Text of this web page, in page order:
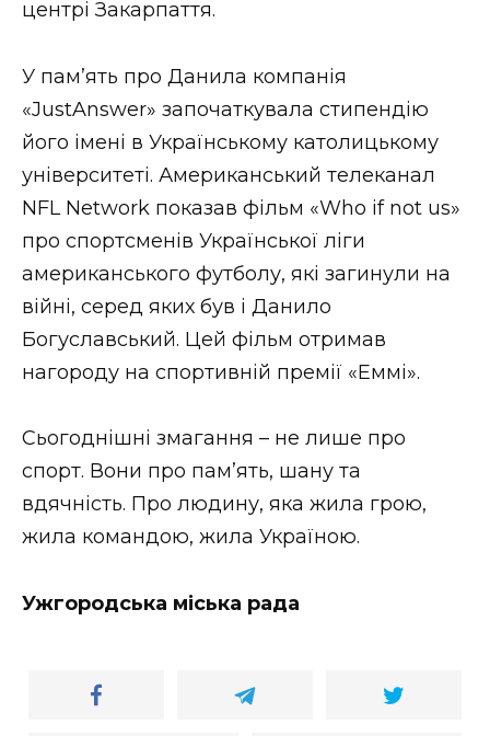
центрі Закарпаття.
У пам’ять про Данила компанія
«JustAnswer» започаткувала стипендію
його імені в Українському католицькому
університеті. Американський телеканал
NFL Network показав фільм «Who if not us»
про спортсменів Української ліги
американського футболу, які загинули на
війні, серед яких був і Данило
Богуславський. Цей фільм отримав
нагороду на спортивній премії «Еммі».
Сьогоднішні змагання – не лише про
спорт. Вони про пам’ять, шану та
вдячність. Про людину, яка жила грою,
жила командою, жила Україною.
Ужгородська міська рада